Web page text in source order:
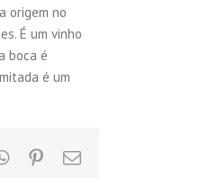
origem no
É um vinho
boca é
é um
whatsapppinterestEmail